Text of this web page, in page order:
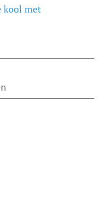
kool met